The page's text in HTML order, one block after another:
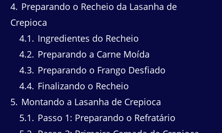
4 Preparando o Recheio da Lasanha de
Crepioca
4.1
Ingredientes do Recheio
4.2 Preparando a Carne Moída
4.3 Preparando o Frango Desfiado
4.4 Finalizando o Recheio
5 Montando a Lasanha de Crepioca
5.1
Passo 1: Preparando o Refratário